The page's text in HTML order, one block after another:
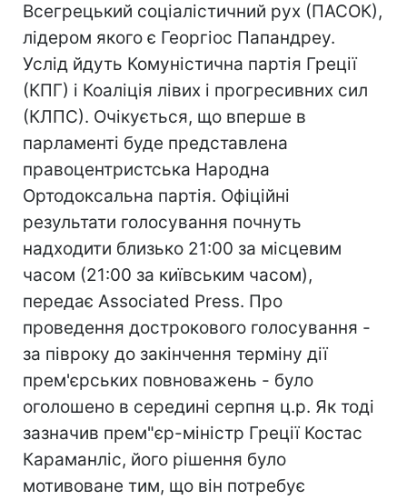
Всегрецький соціалістичний рух (ПАСОК),
лідером якого є Георгіос Папандреу.
Услід йдуть Комуністична партія Греції
(КПГ) і Коаліція лівих і прогресивних сил
(КЛПС). Очікується, що вперше в
парламенті буде представлена
правоцентристська Народна
Ортодоксальна партія. Офіційні
результати голосування почнуть
надходити близько 21:00 за місцевим
часом (21:00 за київським часом),
передає Associated Press. Про
проведення дострокового голосування -
за півроку до закінчення терміну дії
прем'єрських повноважень - було
оголошено в середині серпня ц.р. Як тоді
зазначив прем"єр-міністр Греції Костас
Караманліс, його рішення було
мотивоване тим, що він потребує